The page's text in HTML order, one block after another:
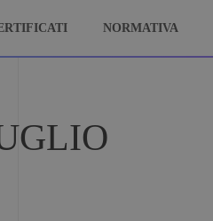
NORMATIVA